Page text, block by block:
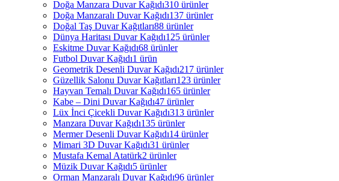
Doğa Manzara Duvar Kağıdı310 ürünler
Doğa Manzaralı Duvar Kağıdı137 ürünler
Doğal Taş Duvar Kağıtları88 ürünler
Dünya Haritası Duvar Kağıdı125 ürünler
Eskitme Duvar Kağıdı68 ürünler
Futbol Duvar Kağıdı1 ürün
Geometrik Desenli Duvar Kağıdı217 ürünler
Güzellik Salonu Duvar Kağıtları123 ürünler
Hayvan Temalı Duvar Kağıdı165 ürünler
Kabe – Dini Duvar Kağıdı47 ürünler
Lüx İnci Çicekli Duvar Kağıdı313 ürünler
Manzara Duvar Kağıdı135 ürünler
Mermer Desenli Duvar Kağıdı14 ürünler
Mimari 3D Duvar Kağıdı31 ürünler
Mustafa Kemal Atatürk2 ürünler
Müzik Duvar Kağıdı5 ürünler
Orman Manzaralı Duvar Kağıdı96 ürünler